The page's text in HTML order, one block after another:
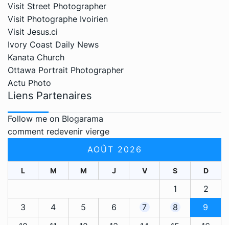
Visit Street Photographer
Visit Photographe Ivoirien
Visit Jesus.ci
Ivory Coast Daily News
Kanata Church
Ottawa Portrait Photographer
Actu Photo
Liens Partenaires
Follow me on Blogarama
comment redevenir vierge
AOÛT 2026
L M M J V S D
1
2
3
4 5 6 7 8
9